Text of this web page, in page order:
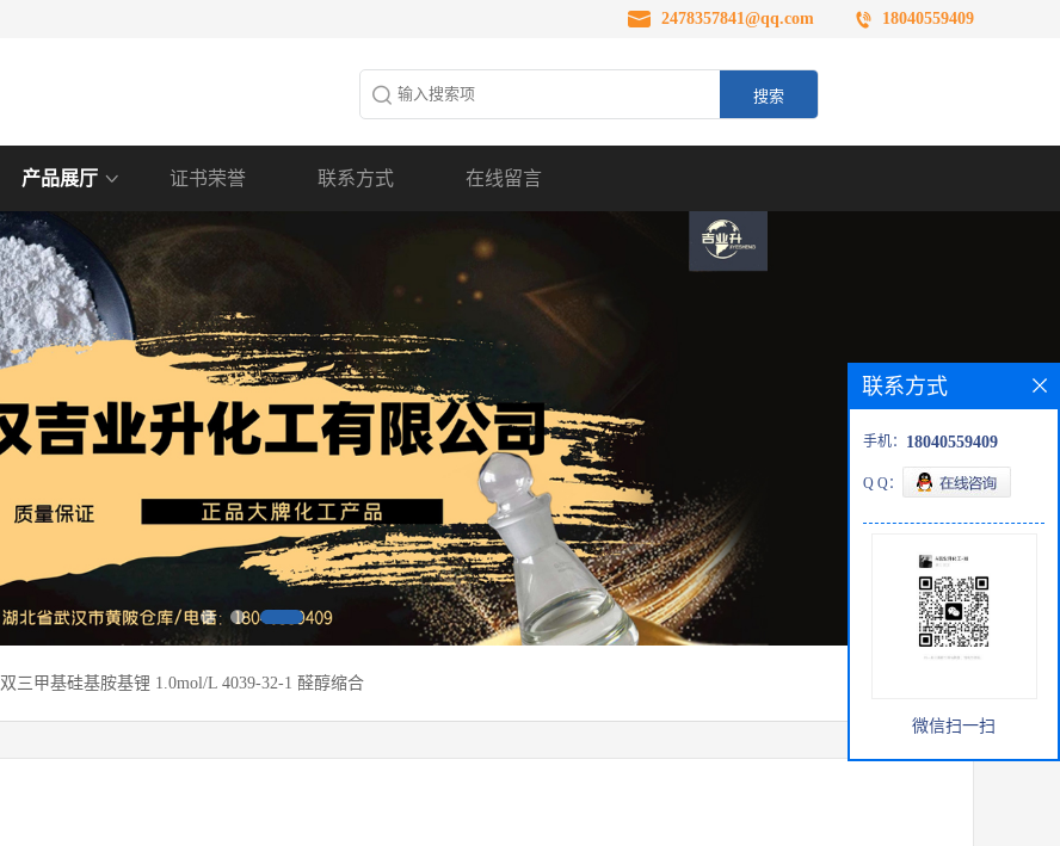
2478357841@qq.com 18040559409
产品展厅 证书荣誉 联系方式 在线留言
双三甲基硅基胺基锂 1.0mol/L 4039-32-1 醛醇缩合
联系方式
手机： 18040559409
Q Q：
微信扫一扫